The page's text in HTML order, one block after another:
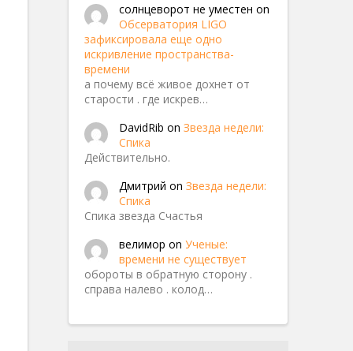
солнцеворот не уместен on
Обсерватория LIGO
зафиксировала еще одно
искривление пространства-
времени
а почему всё живое дохнет от
старости . где искрев…
DavidRib on Звезда недели:
Спика
Действительно.
Дмитрий on Звезда недели:
Спика
Спика звезда Счастья
велимор on Ученые:
времени не существует
обороты в обратную сторону .
справа налево . колод…